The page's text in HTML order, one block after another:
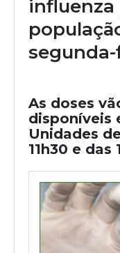
influenza
As doses
disponíveis
Unidades
11h30 e das